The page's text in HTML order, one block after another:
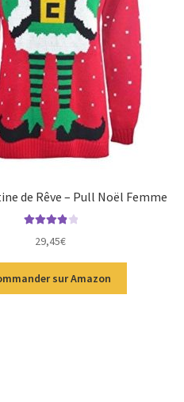
de Rêve – Pull Noël Femme
sur 5
29,45€
sur Amazon